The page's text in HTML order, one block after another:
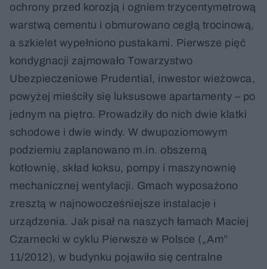
ochrony przed korozją i ogniem trzycentymetrową
warstwą cementu i obmurowano cegłą trocinową,
a szkielet wypełniono pustakami. Pierwsze pięć
kondygnacji zajmowało Towarzystwo
Ubezpieczeniowe Prudential, inwestor wieżowca,
powyżej mieściły się luksusowe apartamenty – po
jednym na piętro. Prowadziły do nich dwie klatki
schodowe i dwie windy. W dwupoziomowym
podziemiu zaplanowano m.in. obszerną
kotłownię, skład koksu, pompy i maszynownię
mechanicznej wentylacji. Gmach wyposażono
zresztą w najnowocześniejsze instalacje i
urządzenia. Jak pisał na naszych łamach Maciej
Czarnecki w cyklu Pierwsze w Polsce („Am”
11/2012), w budynku pojawiło się centralne